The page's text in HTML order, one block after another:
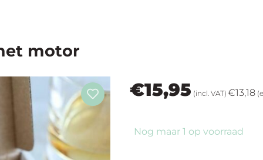
motor
€15,95 (incl. VAT) €13,18
Nog maar 1 op voorraad